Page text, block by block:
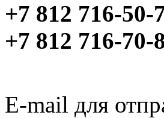
+7 812 716-50-
+7 812 716-70-
E-mail для